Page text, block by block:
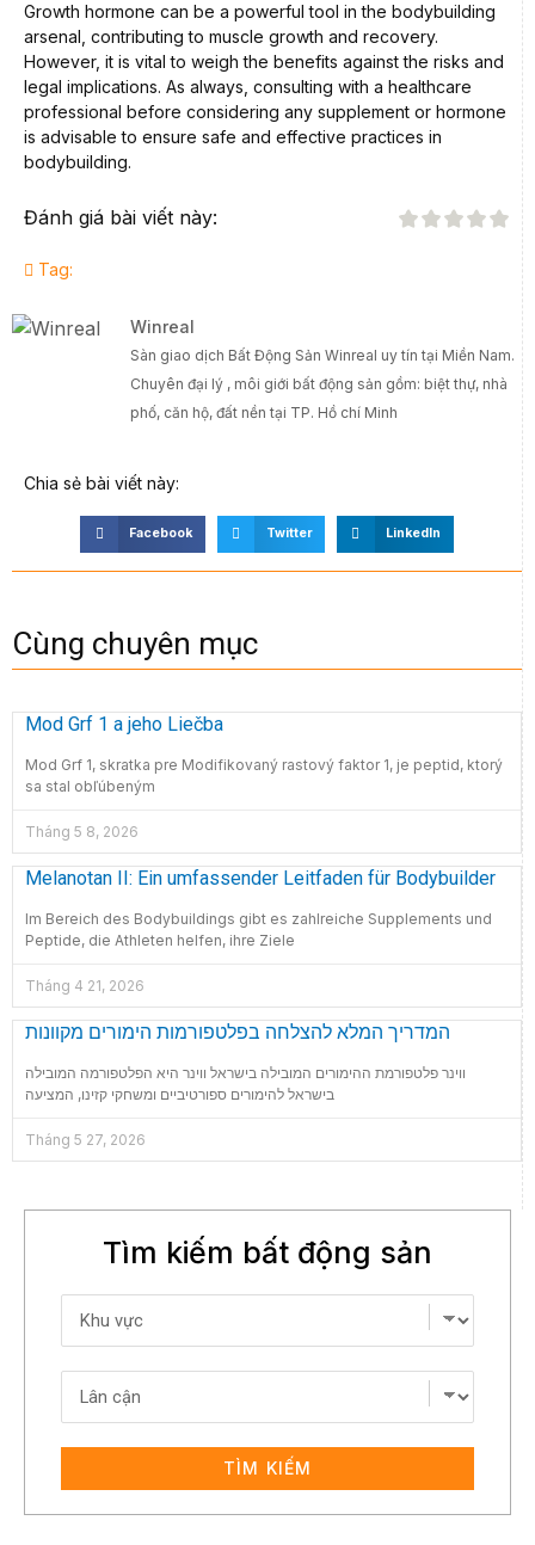
Growth hormone can be a powerful tool in the bodybuilding
arsenal, contributing to muscle growth and recovery.
However, it is vital to weigh the benefits against the risks and
legal implications. As always, consulting with a healthcare
professional before considering any supplement or hormone
is advisable to ensure safe and effective practices in
bodybuilding.
Đánh giá bài viết này:
Tag:
Winreal
Sàn giao dịch Bất Động Sản Winreal uy tín tại Miền Nam.
Chuyên đại lý , môi giới bất động sản gồm: biệt thự, nhà
phố, căn hộ, đất nền tại TP. Hồ chí Minh
Chia sẻ bài viết này:
Facebook Twitter LinkedIn
Cùng chuyên mục
Mod Grf 1 a jeho Liečba
Mod Grf 1, skratka pre Modifikovaný rastový faktor 1, je peptid, ktorý
sa stal obľúbeným
Tháng 5 8, 2026
Melanotan II: Ein umfassender Leitfaden für Bodybuilder
Im Bereich des Bodybuildings gibt es zahlreiche Supplements und
Peptide, die Athleten helfen, ihre Ziele
Tháng 4 21, 2026
המדריך המלא להצלחה בפלטפורמות הימורים מקוונות
ווינר פלטפורמת ההימורים המובילה בישראל ווינר היא הפלטפורמה המובילה
בישראל להימורים ספורטיביים ומשחקי קזינו, המציעה
Tháng 5 27, 2026
Tìm kiếm bất động sản
TÌM KIẾM